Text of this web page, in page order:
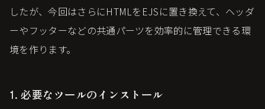
したが、今回はさらにHTMLをEJSに置き換えて、ヘッダ
ーやフッターなどの共通パーツを効率的に管理できる環
境を作ります。
1. 必要なツールのインストール